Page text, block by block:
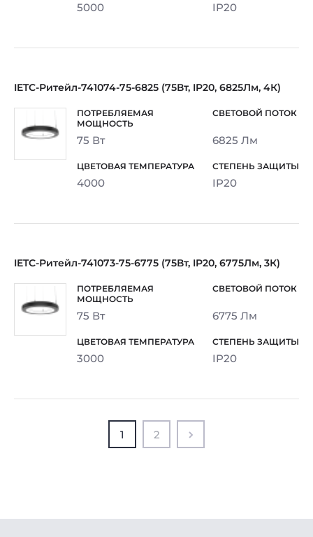
5000 IP20
IETC-Ритейл-741074-75-6825 (75Вт, IP20, 6825Лм, 4К)
75 Вт 6825 Лм
4000 IP20
IETC-Ритейл-741073-75-6775 (75Вт, IP20, 6775Лм, 3К)
75 Вт 6775 Лм
3000 IP20
1 2